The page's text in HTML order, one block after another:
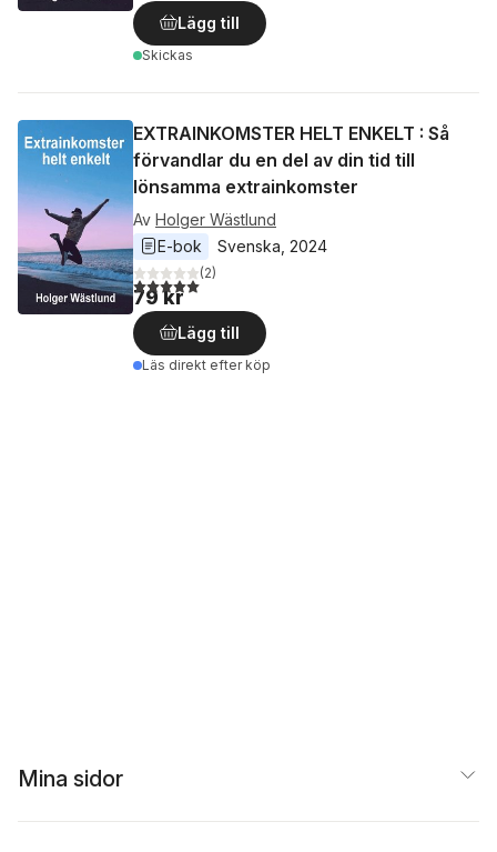
Lägg till
Skickas
EXTRAINKOMSTER HELT ENKELT : Så
förvandlar du en del av din tid till
lönsamma extrainkomster
Av Holger Wästlund
E-bok
Svenska 2024
5,0utav 5 stjärnor. Totalt antal röster:
(2)
79 kr
Lägg till
Läs direkt efter köp
Mina sidor